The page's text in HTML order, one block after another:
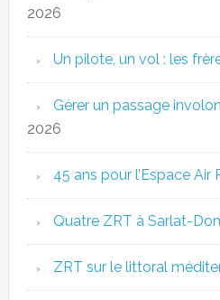
2026
Un pilote, un vol : les
Gérer un passage
2026
45 ans pour l’Espace Air
Quatre ZRT à Sarlat-
ZRT sur le littoral